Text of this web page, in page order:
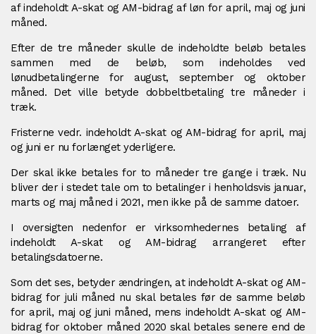
af indeholdt A-skat og AM-bidrag af løn for april, maj og juni
måned.
Efter de tre måneder skulle de indeholdte beløb betales
sammen med de beløb, som indeholdes ved
lønudbetalingerne for august, september og oktober
måned. Det ville betyde dobbeltbetaling tre måneder i
træk.
Fristerne vedr. indeholdt A-skat og AM-bidrag for april, maj
og juni er nu forlænget yderligere.
Der skal ikke betales for to måneder tre gange i træk. Nu
bliver der i stedet tale om to betalinger i henholdsvis januar,
marts og maj måned i 2021, men ikke på de samme datoer.
I oversigten nedenfor er virksomhedernes betaling af
indeholdt A-skat og AM-bidrag arrangeret efter
betalingsdatoerne.
Som det ses, betyder ændringen, at indeholdt A-skat og AM-
bidrag for juli måned nu skal betales før de samme beløb
for april, maj og juni måned, mens indeholdt A-skat og AM-
bidrag for oktober måned 2020 skal betales senere end de